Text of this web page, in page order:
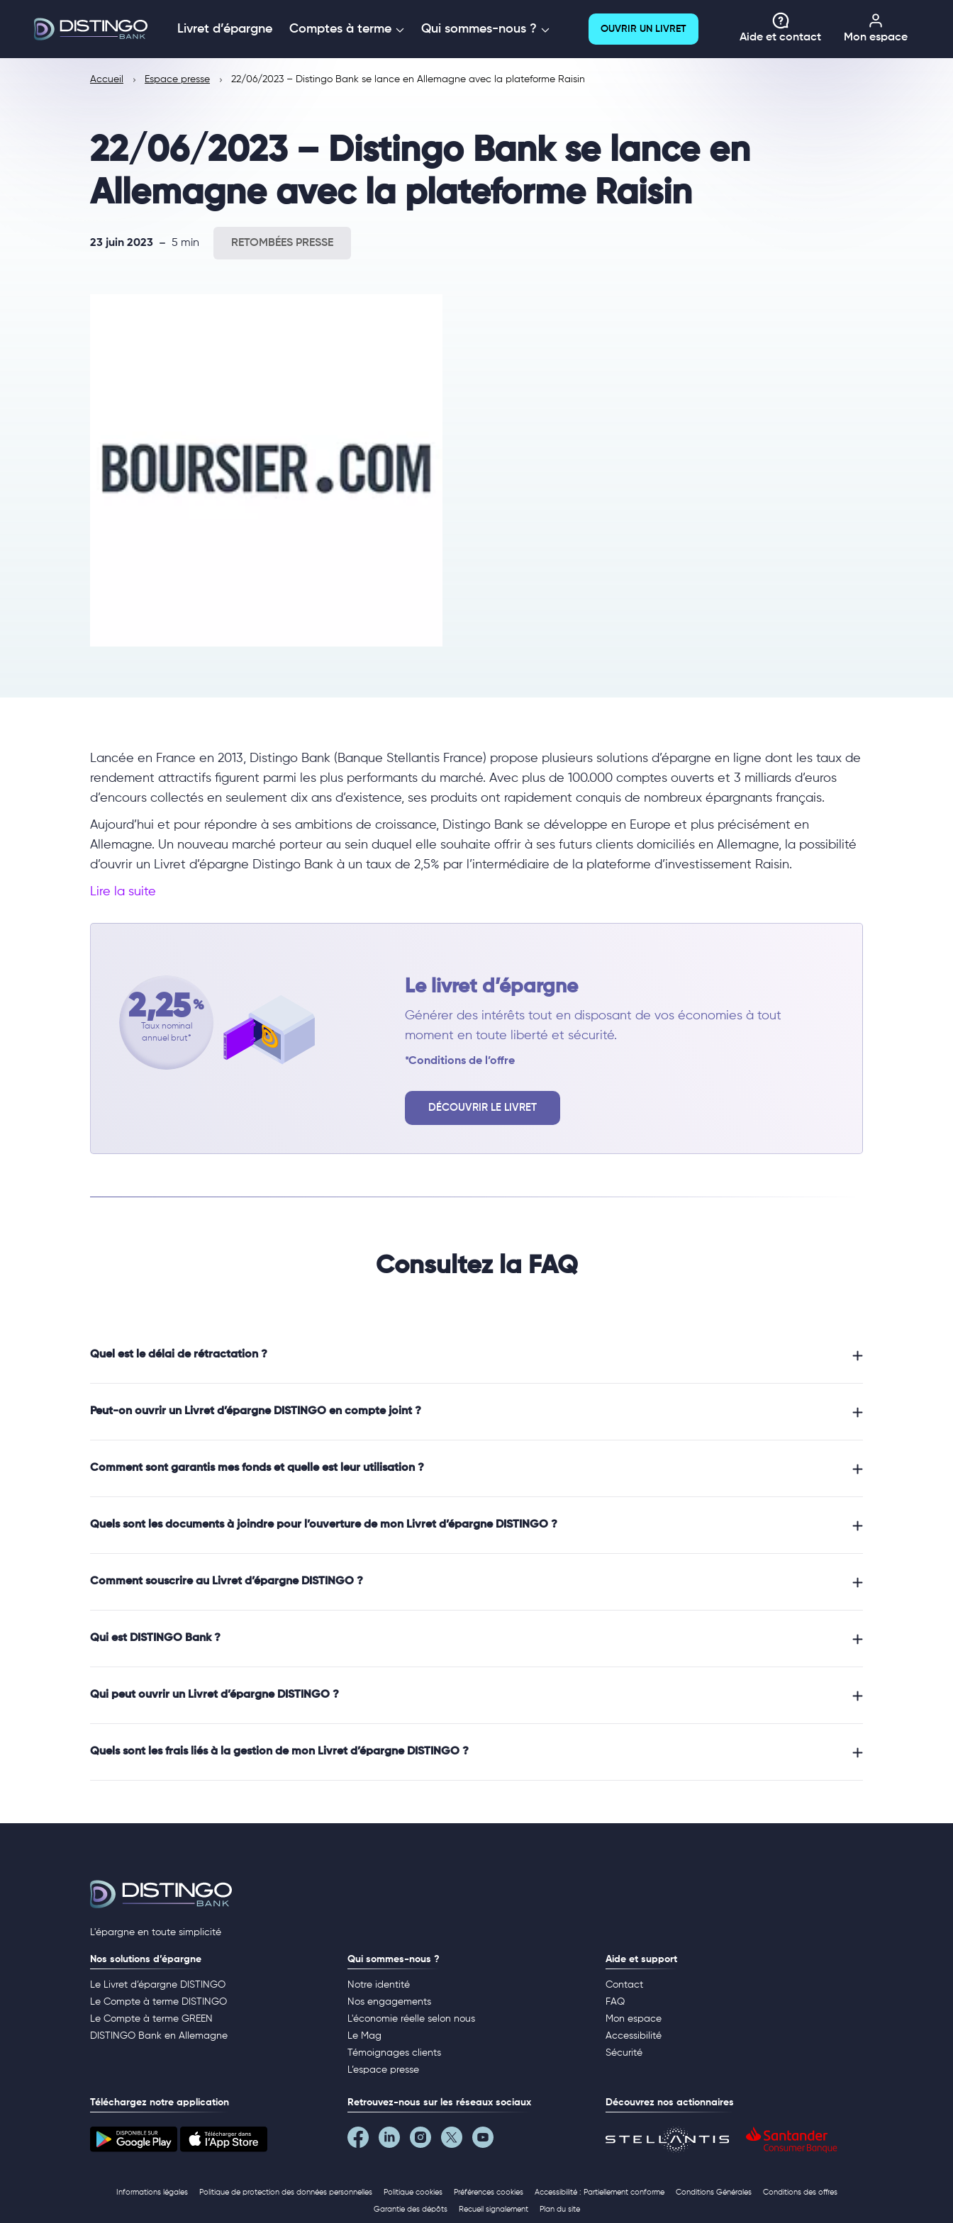
Livret d’épargne Comptes à terme Qui sommes-nous ?
Aide et contact Mon espace
OUVRIR UN LIVRET
Accueil Espace presse 22/06/2023 – Distingo Bank se lance en Allemagne avec la plateforme Raisin
22/06/2023 – Distingo Bank se lance en
Allemagne avec la plateforme Raisin
23 juin 2023 5 min RETOMBÉES PRESSE
Lancée en France en 2013, Distingo Bank (Banque Stellantis France) propose plusieurs solutions d’épargne en ligne dont les taux de
rendement attractifs figurent parmi les plus performants du marché. Avec plus de 100.000 comptes ouverts et 3 milliards d’euros
d’encours collectés en seulement dix ans d’existence, ses produits ont rapidement conquis de nombreux épargnants français.
Aujourd’hui et pour répondre à ses ambitions de croissance, Distingo Bank se développe en Europe et plus précisément en
Allemagne. Un nouveau marché porteur au sein duquel elle souhaite offrir à ses futurs clients domiciliés en Allemagne, la possibilité
d’ouvrir un Livret d’épargne Distingo Bank à un taux de 2,5% par l’intermédiaire de la plateforme d’investissement Raisin.
Lire la suite
2,25 %
Taux nominal
annuel brut*
Le livret d’épargne
Générer des intérêts tout en disposant de vos économies à tout
moment en toute liberté et sécurité.
*Conditions de l’offre
DÉCOUVRIR LE LIVRET
Consultez la FAQ
Quel est le délai de rétractation ?
Peut-on ouvrir un Livret d’épargne DISTINGO en compte joint ?
Comment sont garantis mes fonds et quelle est leur utilisation ?
Quels sont les documents à joindre pour l’ouverture de mon Livret d’épargne DISTINGO ?
Comment souscrire au Livret d’épargne DISTINGO ?
Qui est DISTINGO Bank ?
Qui peut ouvrir un Livret d’épargne DISTINGO ?
Quels sont les frais liés à la gestion de mon Livret d’épargne DISTINGO ?
L'épargne en toute simplicité
Nos solutions d’épargne
Le Livret d’épargne DISTINGO
Le Compte à terme DISTINGO
Le Compte à terme GREEN
DISTINGO Bank en Allemagne
Qui sommes-nous ?
Notre identité
Nos engagements
L'économie réelle selon nous
Le Mag
Témoignages clients
L’espace presse
Aide et support
Contact
FAQ
Mon espace
Accessibilité
Sécurité
Téléchargez notre application Retrouvez-nous sur les réseaux sociaux Découvrez nos actionnaires
Informations légales Politique de protection des données personnelles Politique cookies Préférences cookies Accessibilité : Partiellement conforme Conditions Générales Conditions des offres
Garantie des dépôts Recueil signalement Plan du site